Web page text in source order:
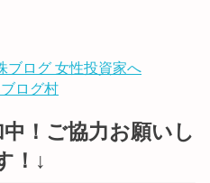
ログ村
！ご協力お願いし
！↓